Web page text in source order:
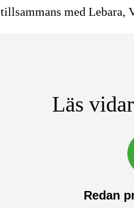
tillsammans med Lebara,
Läs
Redan